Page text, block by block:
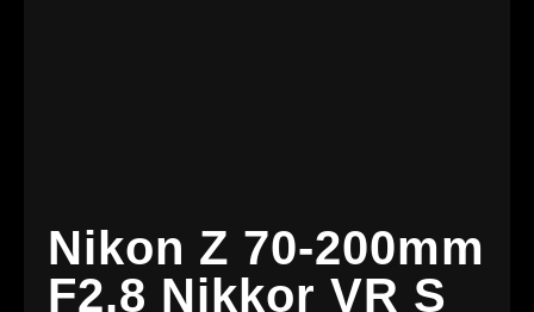
Nikon Z 70-200mm
F2.8 Nikkor VR S